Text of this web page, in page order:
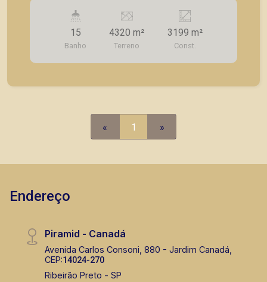
condicionado, depósito, escritório, iluminação,
mezanino, terreno lateral com 720 m²,
estacionamento interno para diversos veículos,
próximo ao Aeroporto.
15
Banho
4320 m²
Terreno
3199 m²
Const.
« 1 »
Endereço
Piramid - Canadá
Avenida Carlos Consoni, 880 - Jardim Canadá,
CEP:14024-270
Ribeirão Preto - SP